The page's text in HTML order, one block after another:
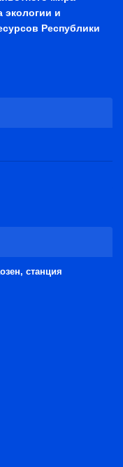
экологии и
Республики
станция